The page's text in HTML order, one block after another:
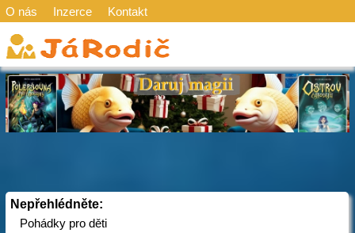
O nás Inzerce Kontakt
Nepřehlédněte:
Pohádky pro děti